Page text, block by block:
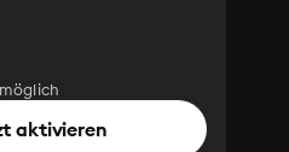
aktivieren